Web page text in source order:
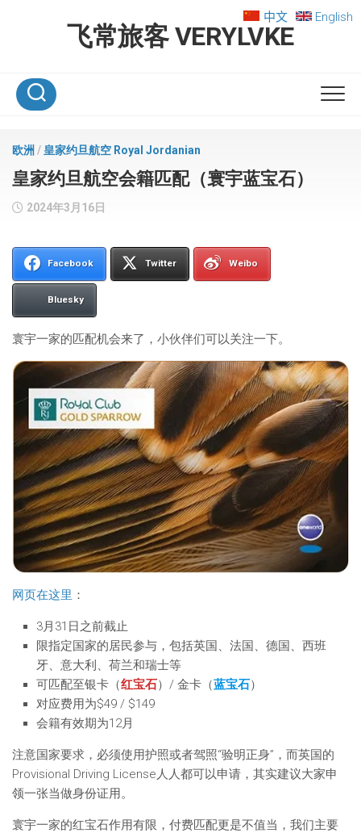
飞常旅客 VERYLVKE
中文 English
欧洲 / 皇家约旦航空 Royal Jordanian
皇家约旦航空会籍匹配（寰宇蓝宝石）
2024年3月16日
Facebook Twitter Weibo
Bluesky
寰宇一家的匹配机会来了，小伙伴们可以关注一下。
网页在这里 ：
3月31日之前截止
限指定国家的居民参与，包括英国、法国、德国、西班
牙、意大利、荷兰和瑞士等
可匹配至银卡（红宝石）/ 金卡（蓝宝石）
对应费用为$49 / $149
会籍有效期为12月
注意国家要求，必须使用护照或者驾照“验明正身”，而英国的
Provisional Driving License人人都可以申请，其实建议大家申
领一张当做身份证用。
寰宇一家的红宝石作用有限，付费匹配更是不值当，我们主要